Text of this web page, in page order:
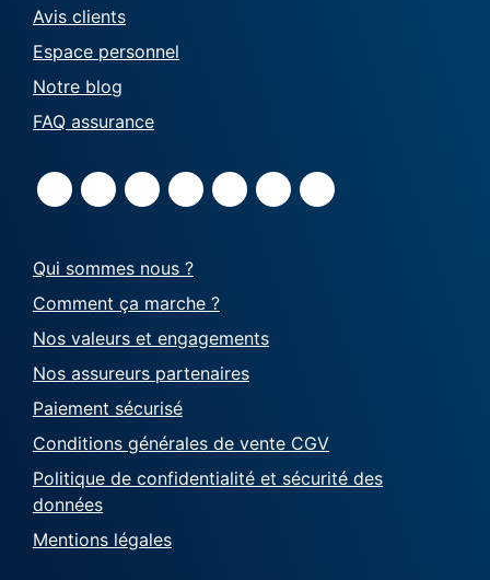
Avis clients
Espace personnel
Notre blog
FAQ assurance
Qui sommes nous ?
Comment ça marche ?
Nos valeurs et engagements
Nos assureurs partenaires
Paiement sécurisé
Conditions générales de vente CGV
Politique de confidentialité et sécurité des
données
Mentions légales